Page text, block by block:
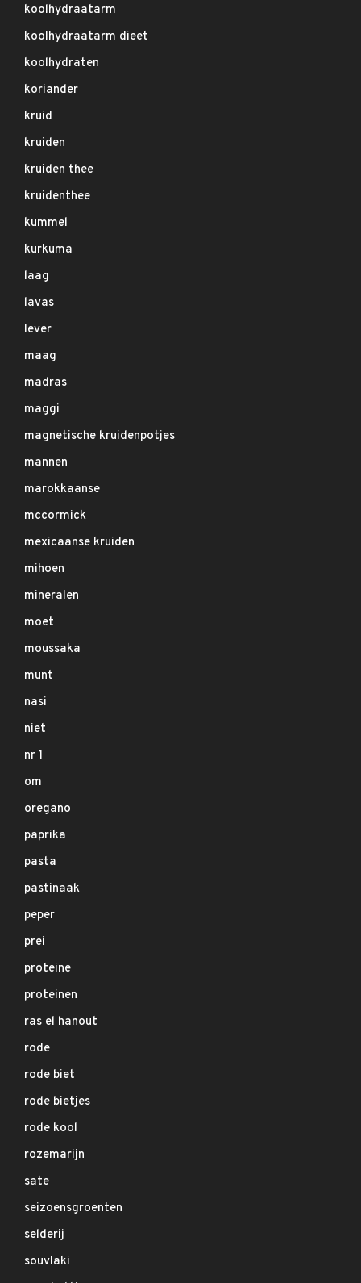
koolhydraatarm
koolhydraatarm dieet
koolhydraten
koriander
kruid
kruiden
kruiden thee
kruidenthee
kummel
kurkuma
laag
lavas
lever
maag
madras
maggi
magnetische kruidenpotjes
mannen
marokkaanse
mccormick
mexicaanse kruiden
mihoen
mineralen
moet
moussaka
munt
nasi
niet
nr 1
om
oregano
paprika
pasta
pastinaak
peper
prei
proteine
proteinen
ras el hanout
rode
rode biet
rode bietjes
rode kool
rozemarijn
sate
seizoensgroenten
selderij
souvlaki